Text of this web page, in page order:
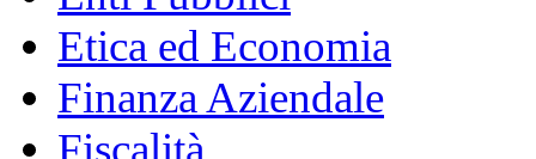
Etica ed Economia
Finanza Aziendale
Fiscalità